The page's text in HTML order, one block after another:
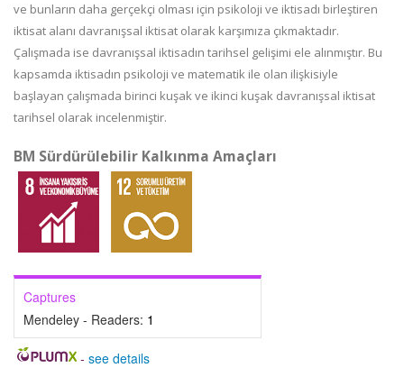
ve bunların daha gerçekçi olması için psikoloji ve iktisadı birleştiren
iktisat alanı davranışsal iktisat olarak karşımıza çıkmaktadır.
Çalışmada ise davranışsal iktisadın tarihsel gelişimi ele alınmıştır. Bu
kapsamda iktisadın psikoloji ve matematik ile olan ilişkisiyle
başlayan çalışmada birinci kuşak ve ikinci kuşak davranışsal iktisat
tarihsel olarak incelenmiştir.
BM Sürdürülebilir Kalkınma Amaçları
Captures
Mendeley - Readers: 1
- see details